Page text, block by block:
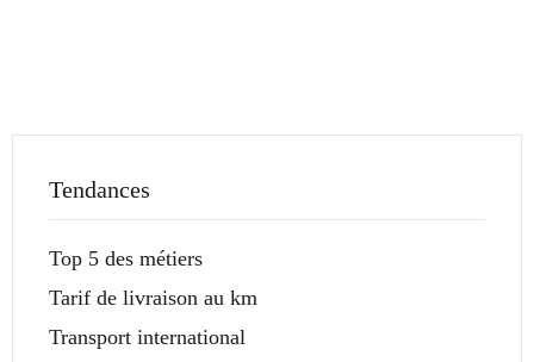
Tendances
Top 5 des métiers
Tarif de livraison au km
Transport international